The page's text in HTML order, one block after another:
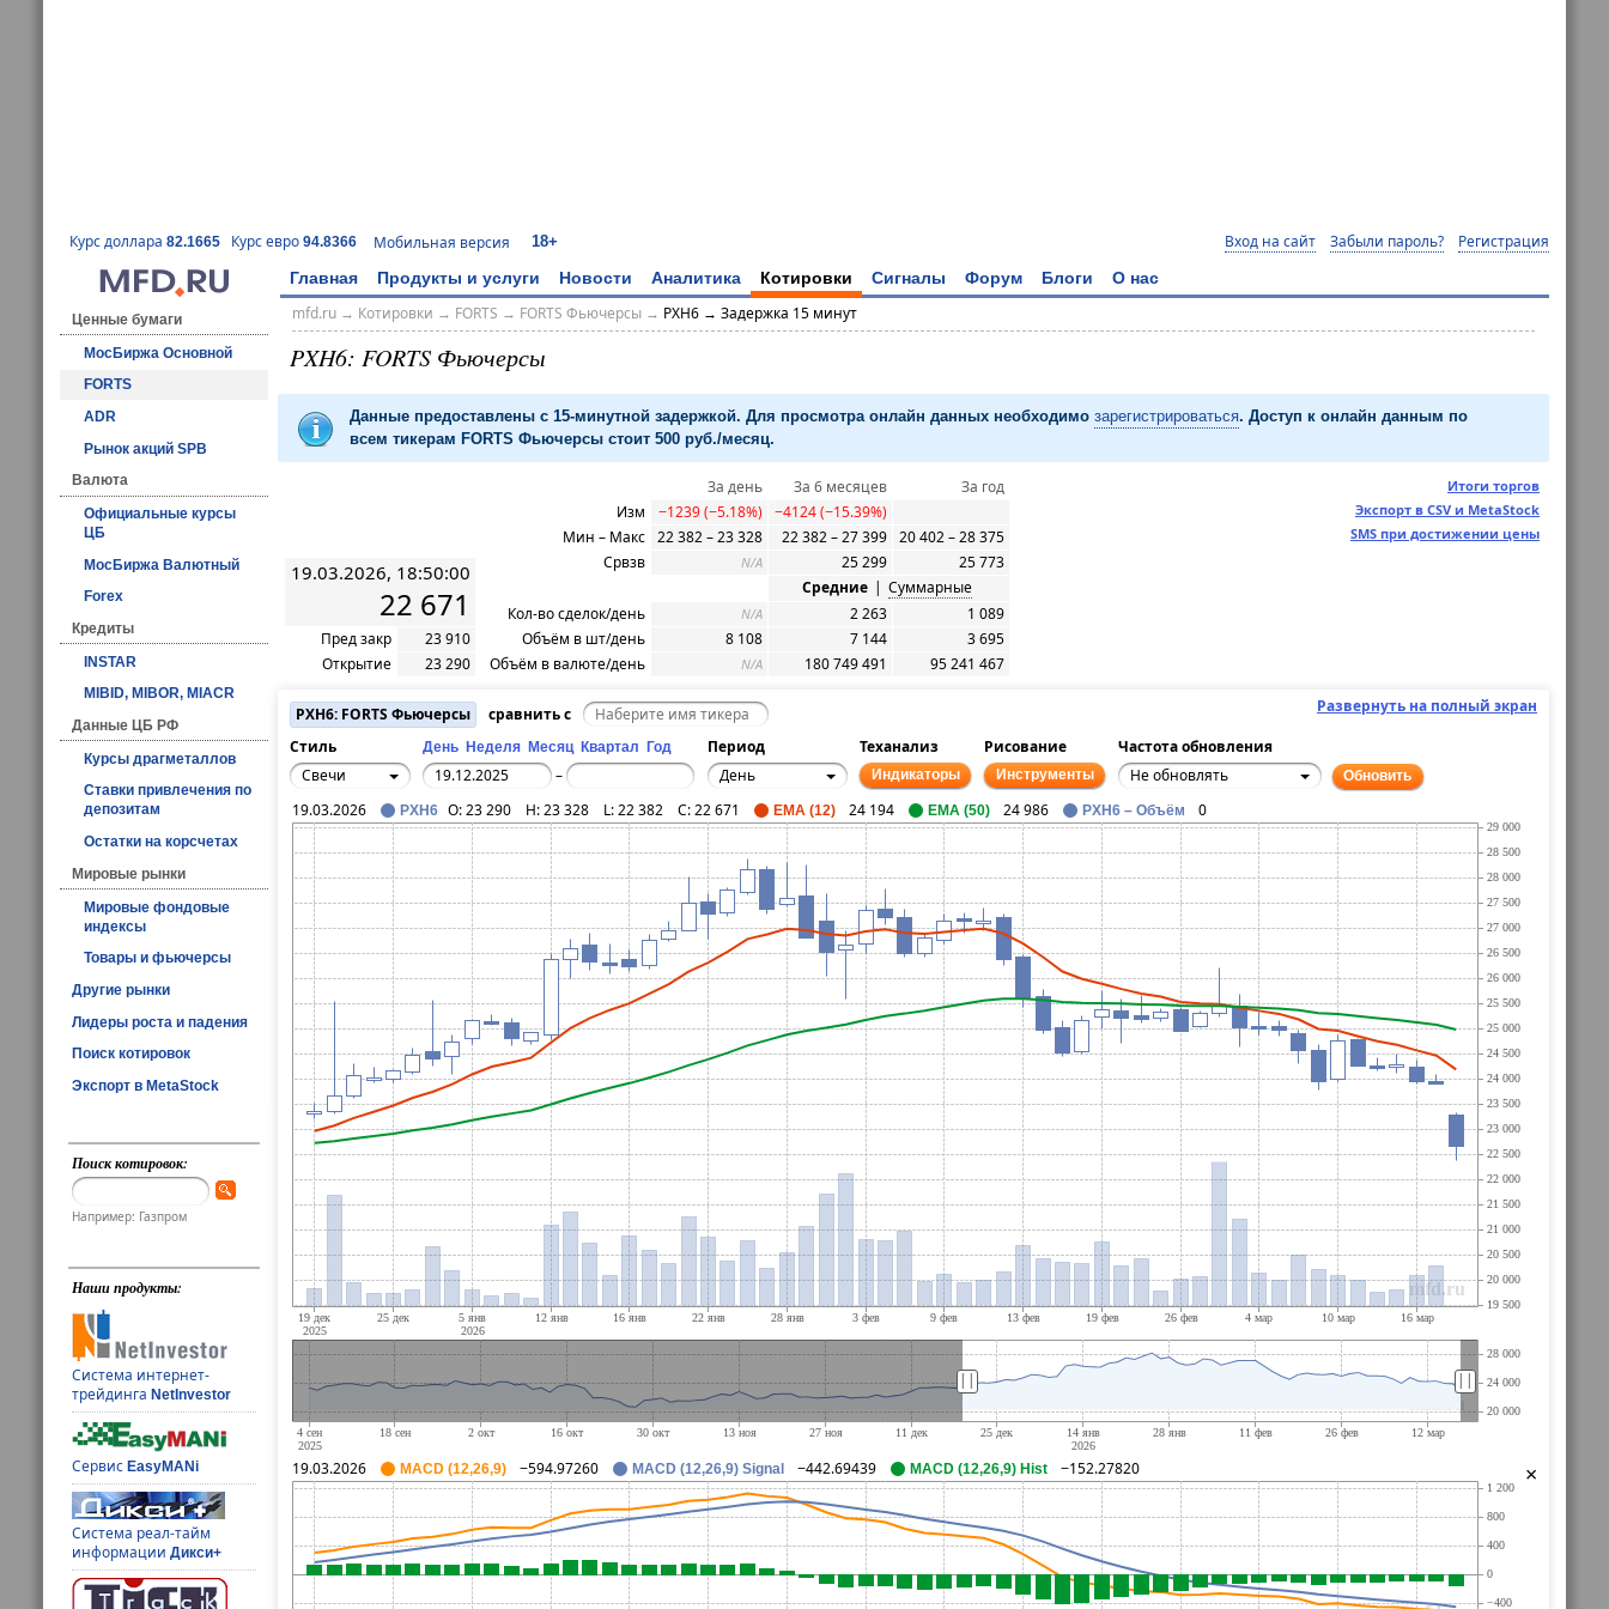
Курс доллара 82.1665 Курс евро 94.8366 Мобильная версия 18+ Вход на сайт Забыли пароль? Регистрация
Главная Продукты и услуги Новости Аналитика Котировки Сигналы Форум Блоги О нас
Ценные бумаги
МосБиржа Основной
FORTS
ADR
Рынок акций SPB
Валюта
Официальные курсы
ЦБ
МосБиржа Валютный
Forex
Кредиты
INSTAR
MIBID, MIBOR, MIACR
Данные ЦБ РФ
Курсы драгметаллов
Ставки привлечения по
депозитам
Остатки на корсчетах
Мировые рынки
Мировые фондовые
индексы
Товары и фьючерсы
Другие рынки
Лидеры роста и падения
Поиск котировок
Экспорт в MetaStock
Поиск котировок:
Например: Газпром
Наши продукты:
Система интернет-
трейдингаNetInvestor
СервисEasyMANi
Система реал-тайм
информацииДикси+
mfd.ru→ Котировки → FORTS → FORTS Фьючерсы→ PXH6 → Задержка 15 минут
PXH6: FORTS Фьючерсы
Данные предоставлены с 15-минутной задержкой. Для просмотра онлайн данных необходимо зарегистрироваться. Доступ к онлайн данным по
всем тикерам FORTS Фьючерсы стоит 500 руб./месяц.
Итоги торгов
Экспорт в CSV и MetaStock
SMS при достижении цены
19.03.2026, 18:50:00
22 671
Пред закр
23 910
Открытие
23 290
За день За 6 месяцев
За год
Изм
−1239 (−5.18%)
−4124 (−15.39%)
Мин – Макс 22 382 – 23 328 22 382 – 27 399 20 402 – 28 375
Срвзв
N/A 25 299
25 773
Средние | Суммарные
Кол-во сделок/день
N/A 2 263
1 089
Объём в шт/день
8 108 7 144
3 695
Объём в валюте/день
N/A 180 749 491 95 241 467
Развернуть на полный экран
PXH6: FORTS Фьючерсы
сравнить с
Стиль
День Неделя Месяц Квартал Год Период Теханализ Рисование
Частота обновления
Свечи
– День Индикаторы Инструменты Не обновлять Обновить
|| ||
×
19.03.2026 PXH6 O:23 290 H:23 328 L:22 382 C:22 671 EMA (12) 24 194 EMA (50) 24 986 PXH6 – Объём 0
19.03.2026 MACD (12,26,9) −594.97260 MACD (12,26,9) Signal −442.69439 MACD (12,26,9) Hist −152.27820